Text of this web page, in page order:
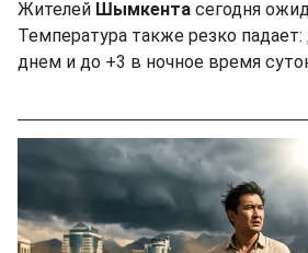
Жителей Шымкента сегодня
Температура также резко падает:
днем и до +3 в ночное время